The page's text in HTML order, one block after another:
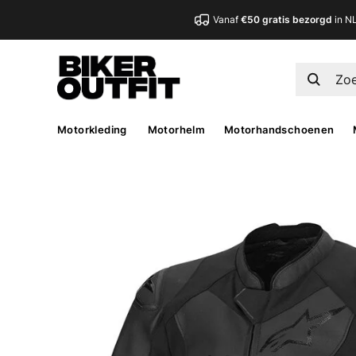
Vanaf €50 gratis bezorgd in
Motorkleding Motorhelm Motorhandschoenen